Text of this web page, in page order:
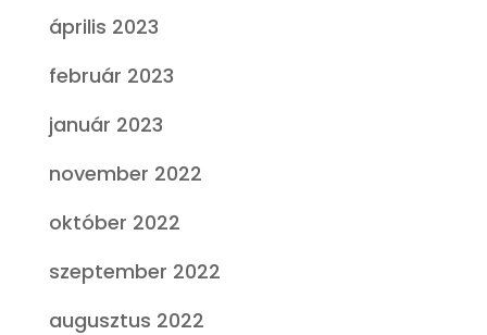
április 2023
február 2023
január 2023
november 2022
október 2022
szeptember 2022
augusztus 2022